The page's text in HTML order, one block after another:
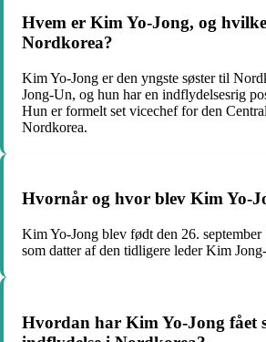
Hvem er Kim Yo-Jong, og
Nordkorea?
Kim Yo-Jong er den yngste søster til
Jong-Un, og hun har en indflydelsesrig
Hun er formelt set vicechef for den
Nordkorea.
Hvornår og hvor blev Kim Yo-
Kim Yo-Jong blev født den 26.
som datter af den tidligere leder Kim
Hvordan har Kim Yo-Jong fået